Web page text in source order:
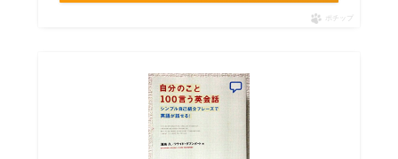
ポチップ